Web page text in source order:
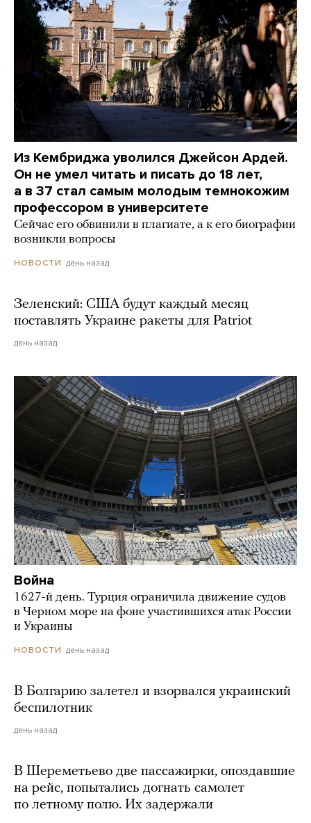
Из Кембриджа уволился Джейсон Ардей.
Он не умел читать и писать до 18 лет,
а в 37 стал самым молодым темнокожим
профессором в университете
Сейчас его обвинили в плагиате, а к его биографии
возникли вопросы
НОВОСТИ день назад
Зеленский: США будут каждый месяц
поставлять Украине ракеты для Patriot
день назад
Война
1627-й день. Турция ограничила движение судов
в Черном море на фоне участившихся атак России
и Украины
НОВОСТИ день назад
В Болгарию залетел и взорвался украинский
беспилотник
день назад
В Шереметьево две пассажирки, опоздавшие
на рейс, попытались догнать самолет
по летному полю. Их задержали